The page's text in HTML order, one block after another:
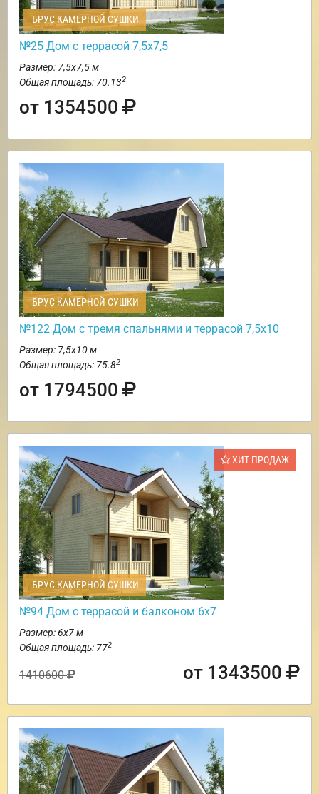
БРУС КАМЕРНОЙ СУШКИ
№25 Дом с террасой 7,5х7,5
Размер: 7,5х7,5 м
Общая площадь: 70.132
от 1354500
БРУС КАМЕРНОЙ СУШКИ
№122 Дом с тремя спальнями и террасой 7,5х10
Размер: 7,5х10 м
Общая площадь: 75.82
от 1794500
ХИТ ПРОДАЖ
БРУС КАМЕРНОЙ СУШКИ
№94 Дом с террасой и балконом 6х7
Размер: 6х7 м
Общая площадь: 772
1410600 от 1343500